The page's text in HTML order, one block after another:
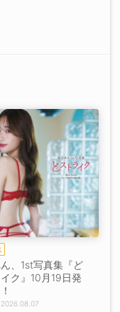
、1st写真集『ど
ク』10月19日発
2026.08.07